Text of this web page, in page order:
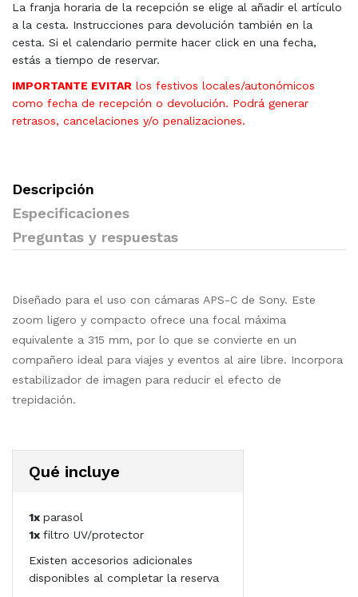
La franja horaria de la recepción se elige al añadir el artículo
a la cesta. Instrucciones para devolución también en la
cesta. Si el calendario permite hacer click en una fecha,
estás a tiempo de reservar.
IMPORTANTE EVITAR los festivos locales/autonómicos
como fecha de recepción o devolución. Podrá generar
retrasos, cancelaciones y/o penalizaciones.
Descripción
Especificaciones
Preguntas y respuestas
Diseñado para el uso con cámaras APS-C de Sony. Este
zoom ligero y compacto ofrece una focal máxima
equivalente a 315 mm, por lo que se convierte en un
compañero ideal para viajes y eventos al aire libre. Incorpora
estabilizador de imagen para reducir el efecto de
trepidación.
Qué incluye
1x parasol
1x filtro UV/protector
Existen accesorios adicionales
disponibles al completar la reserva